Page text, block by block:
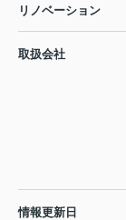
リノベーション
取扱会社
情報更新日